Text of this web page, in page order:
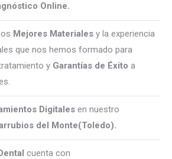
Online.
Mejores Materiales y la experiencia
que nos hemos formado para
y Garantías de Éxito a
Digitales en nuestro
del Monte(Toledo).
cuenta con